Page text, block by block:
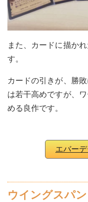
また、カードに描か
す。
カードの引きが、勝
は若干高めですが、
める良作です。
エバー
ウイングスパン